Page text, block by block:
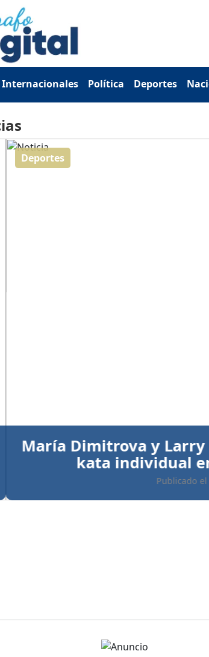
Internacionales Política Deportes
y Larry Aracena
individual en Santo
Publicado el 05/08/2026 - 06:34 PM